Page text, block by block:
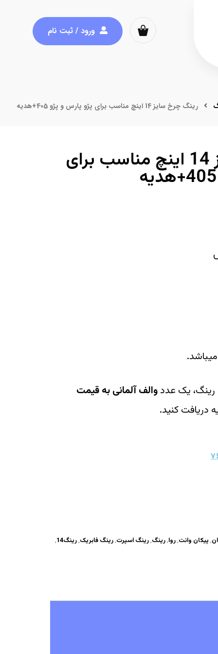
ورود / ثبت نام
رینگ چرخ سایز 14 اینچ مناسب برای پژو پارس و پژو 405+هدیه
رینگ چرخ سایز 14 اینچ مناسب برای
رینگ، یک عددوالف آلمانی به قیمت
دریافت کنید.
, پیکان وانت,روا,رینگ,رینگ اسپرت,رینگ فابریک,رینگ14 ,